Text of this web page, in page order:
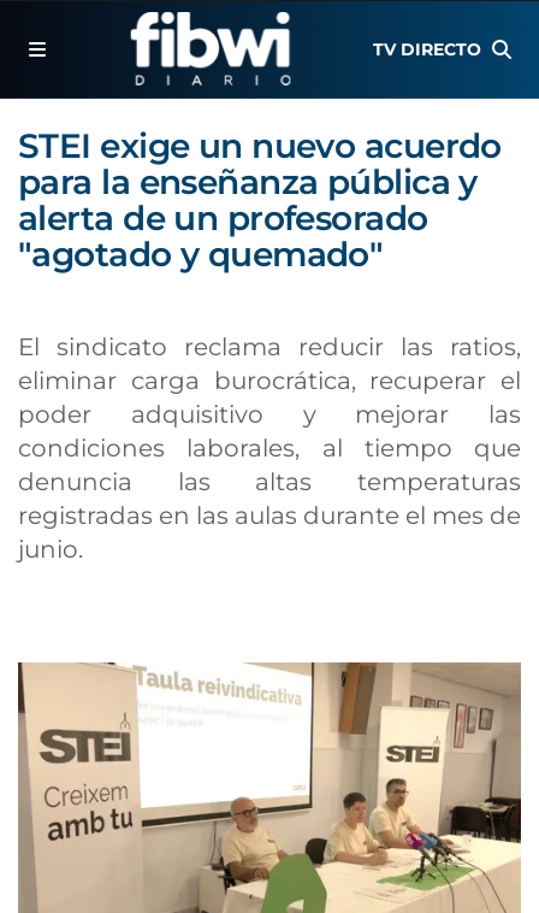
TV DIRECTO
STEI exige un nuevo acuerdo
para la enseñanza pública y
alerta de un profesorado
"agotado y quemado"
El sindicato reclama reducir las ratios,
eliminar carga burocrática, recuperar el
poder adquisitivo y mejorar las
condiciones laborales, al tiempo que
denuncia las altas temperaturas
registradas en las aulas durante el mes de
junio.